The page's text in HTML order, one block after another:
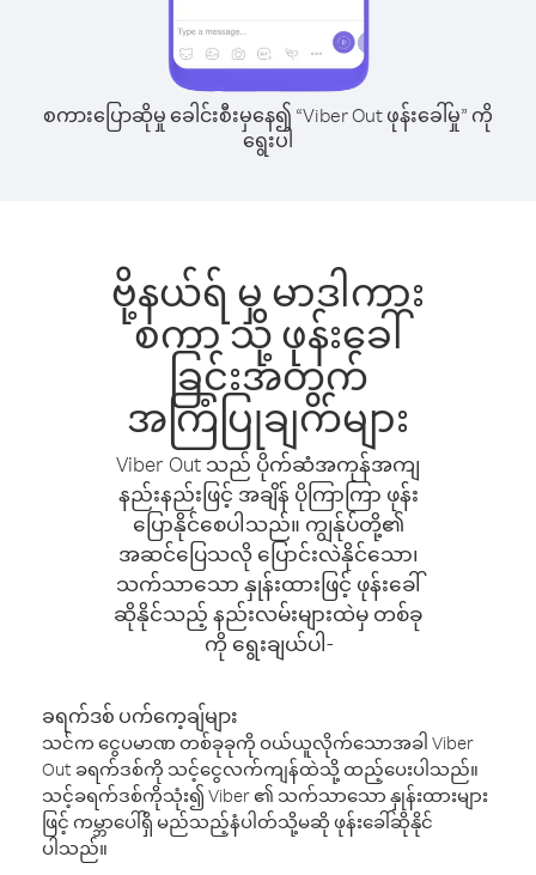
စကားပြောဆိုမှု ခေါင်းစီးမှနေ၍ “Viber Out ဖုန်းခေါ်မှု” ကို
ရွေးပါ
ဗို့နယ်ရ် မှ မာဒါကား
စကာ သို့ ဖုန်းခေါ်
ခြင်းအတွက်
အကြံပြုချက်များ
Viber Out သည် ပိုက်ဆံအကုန်အကျ
နည်းနည်းဖြင့် အချိန် ပိုကြာကြာ ဖုန်း
ပြောနိုင်စေပါသည်။ ကျွန်ုပ်တို့၏
အဆင်ပြေသလို ပြောင်းလဲနိုင်သော၊
သက်သာသော နှုန်းထားဖြင့် ဖုန်းခေါ်
ဆိုနိုင်သည့် နည်းလမ်းများထဲမှ တစ်ခု
ကို ရွေးချယ်ပါ-
ခရက်ဒစ် ပက်ကေ့ချ်များ
သင်က ငွေပမာဏ တစ်ခုခုကို ဝယ်ယူလိုက်သောအခါ Viber
Out ခရက်ဒစ်ကို သင့်ငွေလက်ကျန်ထဲသို့ ထည့်ပေးပါသည်။
သင့်ခရက်ဒစ်ကိုသုံး၍ Viber ၏ သက်သာသော နှုန်းထားများ
ဖြင့် ကမ္ဘာပေါ်ရှိ မည်သည့်နံပါတ်သို့မဆို ဖုန်းခေါ်ဆိုနိုင်
ပါသည်။